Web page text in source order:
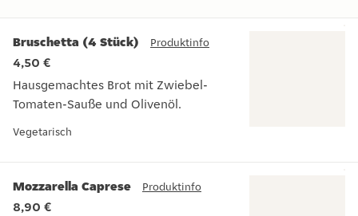
Bruschetta (4 Stück) Produktinfo
4,50 €
Hausgemachtes Brot mit Zwiebel-
Tomaten-Sauße und Olivenöl.
Vegetarisch
Mozzarella Caprese Produktinfo
8,90 €